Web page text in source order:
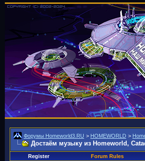
Форумы Homeworld3.RU > HOMEWORLD >
Достаём музыку из Homeworld,
Register Forum Rules